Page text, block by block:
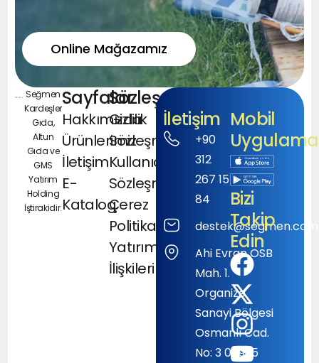
Online Mağazamız
Seğmen
Kardeşler
Gıda,
Altun
Gıda ve
GMS
Yatırım
Holding
İştirakidir.
Sayfalar
Hakkımızda
Ürünlerimiz
İletişim
E-
Katalog
Sözleşmeler
Gizlilik
Sözleşmesi
Kullanıcı
Sözleşmesi
Çerez
Politikası
Yatırımcı
İlişkileri
İletişim
+90
312
267 15
84
Ahi Evran OSB
Mah. 1.
Organize
Sanayi Bölgesi
Osmanlı Cad.
No: 3 06935
Mobil
Bizi
Takip
Edin